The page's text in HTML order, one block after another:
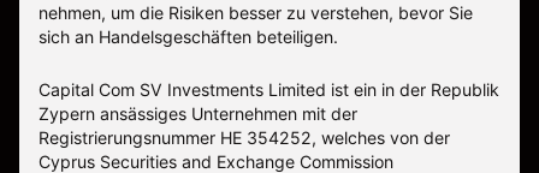
nehmen, um die Risiken besser zu verstehen, bevor Sie
sich an Handelsgeschäften beteiligen.
Capital Com SV Investments Limited ist ein in der Republik
Zypern ansässiges Unternehmen mit der
Registrierungsnummer HE 354252, welches von der
Cyprus Securities and Exchange Commission